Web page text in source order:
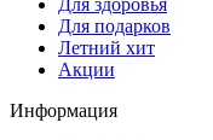
Для здоровья
Для подарков
Летний хит
Акции
Информация